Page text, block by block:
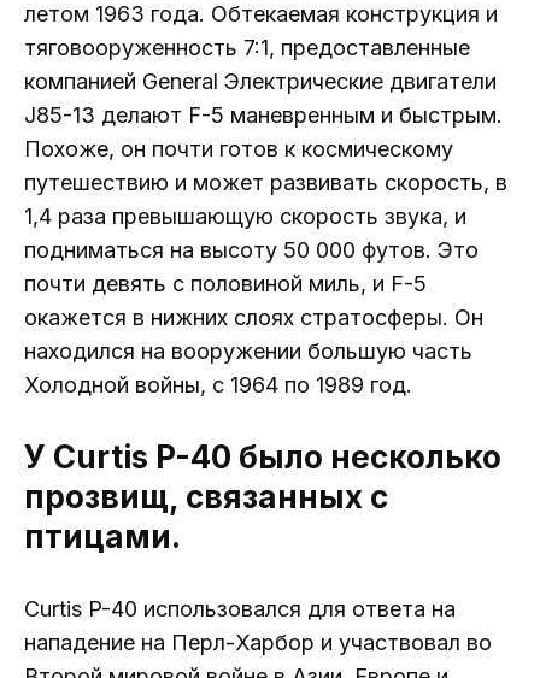
летом 1963 года. Обтекаемая конструкция и
тяговооруженность 7:1, предоставленные
компанией General Электрические двигатели
J85-13 делают F-5 маневренным и быстрым.
Похоже, он почти готов к космическому
путешествию и может развивать скорость, в
1,4 раза превышающую скорость звука, и
подниматься на высоту 50 000 футов. Это
почти девять с половиной миль, и F-5
окажется в нижних слоях стратосферы. Он
находился на вооружении большую часть
Холодной войны, с 1964 по 1989 год.
У Curtis P-40 было несколько
прозвищ, связанных с
птицами.
Curtis P-40 использовался для ответа на
нападение на Перл-Харбор и участвовал во